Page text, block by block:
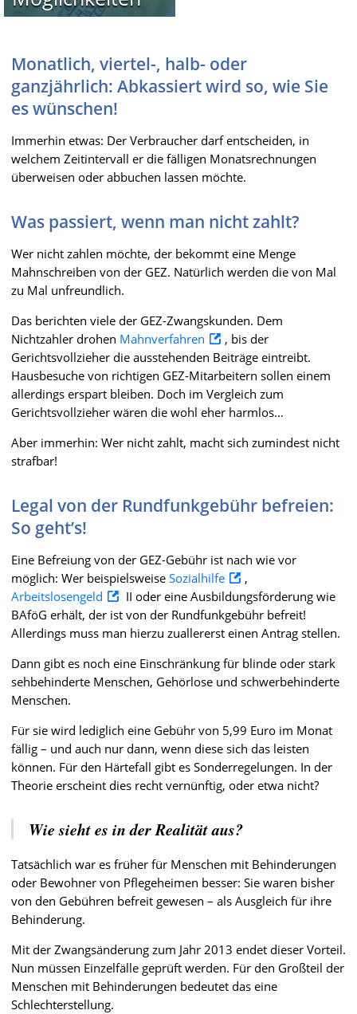
Monatlich, viertel-, halb- oder
ganzjährlich: Abkassiert wird so, wie Sie
es wünschen!
Immerhin etwas: Der Verbraucher darf entscheiden, in
welchem Zeitintervall er die fälligen Monatsrechnungen
überweisen oder abbuchen lassen möchte.
Was passiert, wenn man nicht zahlt?
Wer nicht zahlen möchte, der bekommt eine Menge
Mahnschreiben von der GEZ. Natürlich werden die von Mal
zu Mal unfreundlich.
Das berichten viele der GEZ-Zwangskunden. Dem
Nichtzahler drohen Mahnverfahren
, bis der
Gerichtsvollzieher die ausstehenden Beiträge eintreibt.
Hausbesuche von richtigen GEZ-Mitarbeitern sollen einem
allerdings erspart bleiben. Doch im Vergleich zum
Gerichtsvollzieher wären die wohl eher harmlos…
Aber immerhin: Wer nicht zahlt, macht sich zumindest nicht
strafbar!
Legal von der Rundfunkgebühr befreien:
So geht’s!
Eine Befreiung von der GEZ-Gebühr ist nach wie vor
möglich: Wer beispielsweise Sozialhilfe
,
Arbeitslosengeld
II oder eine Ausbildungsförderung wie
BAföG erhält, der ist von der Rundfunkgebühr befreit!
Allerdings muss man hierzu zuallererst einen Antrag stellen.
Dann gibt es noch eine Einschränkung für blinde oder stark
sehbehinderte Menschen, Gehörlose und schwerbehinderte
Menschen.
Für sie wird lediglich eine Gebühr von 5,99 Euro im Monat
fällig – und auch nur dann, wenn diese sich das leisten
können. Für den Härtefall gibt es Sonderregelungen. In der
Theorie erscheint dies recht vernünftig, oder etwa nicht?
Wie sieht es in der Realität aus?
Tatsächlich war es früher für Menschen mit Behinderungen
oder Bewohner von Pflegeheimen besser: Sie waren bisher
von den Gebühren befreit gewesen – als Ausgleich für ihre
Behinderung.
Mit der Zwangsänderung zum Jahr 2013 endet dieser Vorteil.
Nun müssen Einzelfälle geprüft werden. Für den Großteil der
Menschen mit Behinderungen bedeutet das eine
Schlechterstellung.